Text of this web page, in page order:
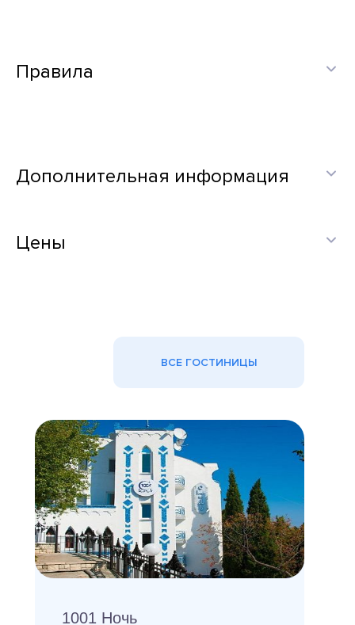
Правила
Дополнительная информация
Цены
ВСЕ ГОСТИНИЦЫ
1001 Ночь